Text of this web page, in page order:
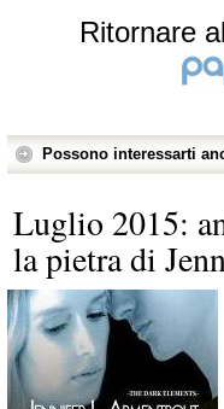
Ritornare
Possono interessarti
Luglio 2015:
la pietra di